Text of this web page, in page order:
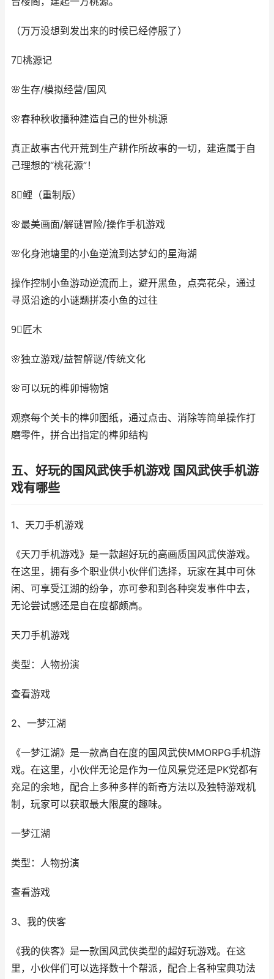
（万万没想到发出来的时候已经停服了）
7⃣️桃源记
🌸生存/模拟经营/国风
🌸春种秋收播种建造自己的世外桃源
真正故事古代开荒到生产耕作所故事的一切，建造属于自
己理想的“桃花源”！
8⃣️鲤（重制版）
🌸最美画面/解谜冒险/操作手机游戏
🌸化身池塘里的小鱼逆流到达梦幻的星海湖
操作控制小鱼游动逆流而上，避开黑鱼，点亮花朵，通过
寻觅沿途的小谜题拼凑小鱼的过往
9⃣️匠木
🌸独立游戏/益智解谜/传统文化
🌸可以玩的榫卯博物馆
观察每个关卡的榫卯图纸，通过点击、消除等简单操作打
磨零件，拼合出指定的榫卯结构
五、好玩的国风武侠手机游戏 国风武侠手机游
戏有哪些
1、天刀手机游戏
《天刀手机游戏》是一款超好玩的高画质国风武侠游戏。
在这里，拥有多个职业供小伙伴们选择，玩家在其中可休
闲、可享受江湖的纷争，亦可参和到各种突发事件中去，
无论尝试感还是自在度都颇高。
天刀手机游戏
类型：人物扮演
查看游戏
2、一梦江湖
《一梦江湖》是一款高自在度的国风武侠MMORPG手机游
戏。在这里，小伙伴无论是作为一位风景党还是PK党都有
充足的余地，配合上多种多样的新奇方法以及独特游戏机
制，玩家可以获取最大限度的趣味。
一梦江湖
类型：人物扮演
查看游戏
3、我的侠客
《我的侠客》是一款国风武侠类型的超好玩游戏。在这
里，小伙伴们可以选择数十个帮派，配合上各种宝典功法